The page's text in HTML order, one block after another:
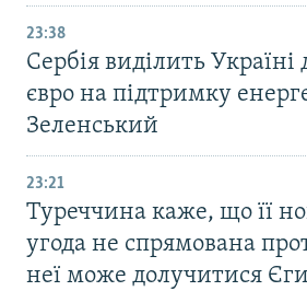
23:38
Сербія виділить
євро на підтримку
Зеленський
23:21
Туреччина каже, що її
угода не спрямована
неї може долучитися